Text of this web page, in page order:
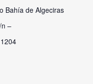
Bahía de Algeciras
–